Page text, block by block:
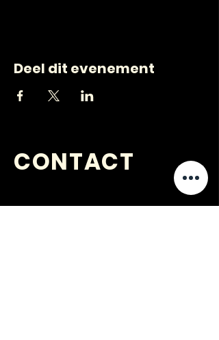
Deel dit evenement
CONTACT
VRAGEN